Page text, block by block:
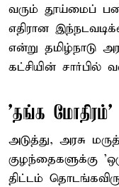
வரும் தூய்மைப்
எதிரான
என்று தமிழ்நாடு
கட்சியின் சார்பில்
'தங்க மோதிரம்'
அடுத்து, அரசு
குழந்தைகளுக்கு
திட்டம்